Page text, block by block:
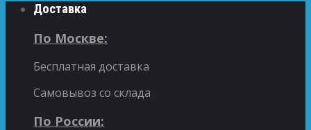
Доставка
По Москве:
Бесплатная доставка
Самовывоз со склада
По России: